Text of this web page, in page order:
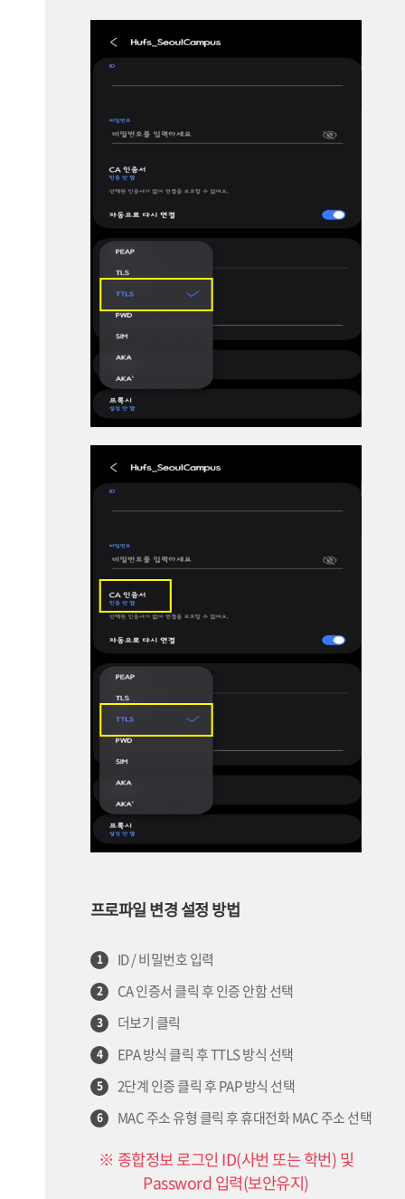
프로파일 변경 설정 방법
1 ID / 비밀번호 입력
2 CA 인증서 클릭 후 인증 안함 선택
3 더보기 클릭
4 EPA 방식 클릭 후 TTLS 방식 선택
5 2단계 인증 클릭 후 PAP 방식 선택
6 MAC 주소 유형 클릭 후 휴대전화 MAC 주소 선택
※ 종합정보 로그인 ID(사번 또는 학번) 및
Password 입력(보안유지)